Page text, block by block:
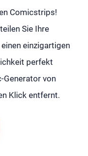
Comicstrips!
Sie Ihre
einzigartigen
perfekt
Generator von
Klick entfernt.